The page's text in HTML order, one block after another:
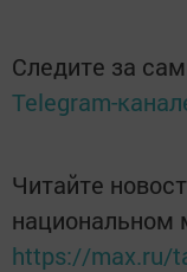
Следите за
Telegram-
Читайте
национальном
https://max.ru/